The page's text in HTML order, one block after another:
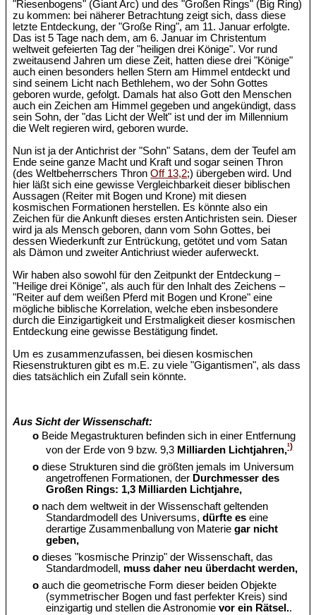
"Riesenbogens" (Giant Arc) und des "Großen Rings" (Big Ring)
zu kommen: bei näherer Betrachtung zeigt sich, dass diese
letzte Entdeckung, der "Große Ring", am 11. Januar erfolgte.
Das ist 5 Tage nach dem, am 6. Januar im Christentum
weltweit gefeierten Tag der "heiligen drei Könige". Vor rund
zweitausend Jahren um diese Zeit, hatten diese drei "Könige"
auch einen besonders hellen Stern am Himmel entdeckt und
sind seinem Licht nach Bethlehem, wo der Sohn Gottes
geboren wurde, gefolgt. Damals hat also Gott den Menschen
auch ein Zeichen am Himmel gegeben und angekündigt, dass
sein Sohn, der "das Licht der Welt" ist und der im Millennium
die Welt regieren wird, geboren wurde.
Nun ist ja der Antichrist der "Sohn" Satans, dem der Teufel am
Ende seine ganze Macht und Kraft und sogar seinen Thron
(des Weltbeherrschers ThronOff 13,2;) übergeben wird. Und
hier läßt sich eine gewisse Vergleichbarkeit dieser biblischen
Aussagen (Reiter mit Bogen und Krone) mit diesen
kosmischen Formationen herstellen. Es könnte also ein
Zeichen für die Ankunft dieses ersten Antichristen sein. Dieser
wird ja als Mensch geboren, dann vom Sohn Gottes, bei
dessen Wiederkunft zur Entrückung, getötet und vom Satan
als Dämon und zweiter Antichriust wieder auferweckt.
Wir haben also sowohl für den Zeitpunkt der Entdeckung –
"Heilige drei Könige", als auch für den Inhalt des Zeichens –
"Reiter auf dem weißen Pferd mit Bogen und Krone" eine
mögliche biblische Korrelation, welche eben insbesondere
durch die Einzigartigkeit und Erstmaligkeit dieser kosmischen
Entdeckung eine gewisse Bestätigung findet.
Um es zusammenzufassen, bei diesen kosmischen
Riesenstrukturen gibt es m.E. zu viele "Gigantismen", als dass
dies tatsächlich ein Zufall sein könnte.
Aus Sicht der Wissenschaft:
o Beide Megastrukturen befinden sich in einer Entfernung
von der Erde von 9 bzw. 9,3 Milliarden Lichtjahren,¹)
o diese Strukturen sind die größten jemals im Universum
angetroffenen Formationen, der Durchmesser des
Großen Rings: 1,3 Milliarden Lichtjahre,
o nach dem weltweit in der Wissenschaft geltenden
Standardmodell des Universums,dürfte eseine
derartige Zusammenballung von Materiegar nicht
geben,
o dieses "kosmische Prinzip" der Wissenschaft, das
Standardmodell, muss daher neu überdacht werden,
o auch die geometrische Form dieser beiden Objekte
(symmetrischer Bogen und fast perfekter Kreis) sind
einzigartig und stellen die Astronomievor ein Rätsel..